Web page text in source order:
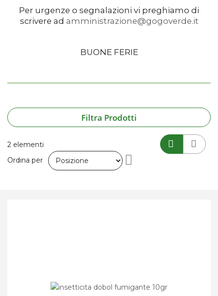
Per urgenze o segnalazioni vi preghiamo di
scrivere ad amministrazione@gogoverde.it
BUONE FERIE
Filtra Prodotti
2 elementi
Ordina per